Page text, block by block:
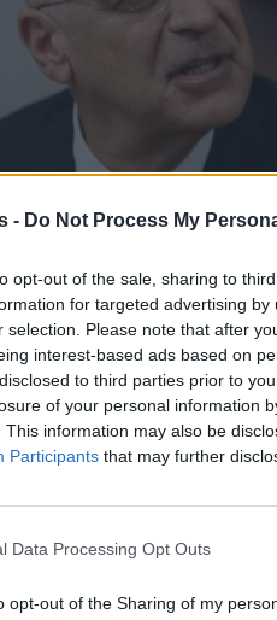
- Do Not Process My
opt-out of the sale, sharing to
for targeted advertising
selection. Please note that after
interest-based ads based on
to third parties prior to
of your personal information
This information may also be
Participants that may further
Data Processing Opt Outs
opt-out of the Sharing of my